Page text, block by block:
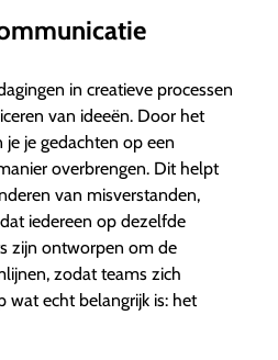
in creatieve processen
van ideeën. Door het
je gedachten op een
overbrengen. Dit helpt
van misverstanden,
iedereen op dezelfde
zijn ontworpen om de
zodat teams zich
wat echt belangrijk is: het